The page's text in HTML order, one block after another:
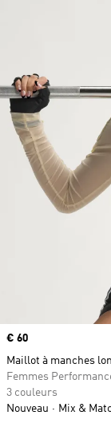
Prix
€ 60
Maillot à manches
Femmes
3 couleurs
Nouveau
Mix &